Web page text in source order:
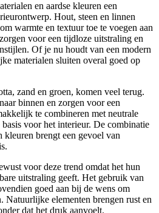
en aardse kleuren een
Hout, steen en linnen
warmte en textuur toe te voegen aan
voor een tijdloze uitstraling en
Of je nu houdt van een modern
materialen sluiten overal goed op
zand en groen, komen veel terug.
binnen en zorgen voor een
te combineren met neutrale
voor het interieur. De combinatie
brengt een gevoel van
voor deze trend omdat het hun
uitstraling geeft. Het gebruik van
goed aan bij de wens om
elementen brengen rust en
dat het druk aanvoelt.